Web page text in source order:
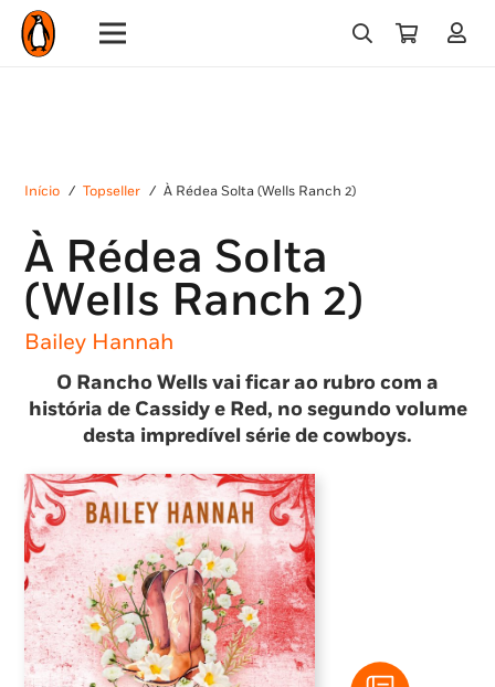
Início / Topseller / À Rédea Solta (Wells Ranch 2)
À Rédea Solta
(Wells Ranch 2)
Bailey Hannah
O Rancho Wells vai ficar ao rubro com a
história de Cassidy e Red, no segundo volume
desta impredível série de cowboys.